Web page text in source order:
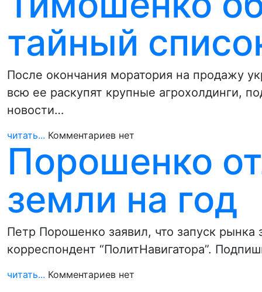
тайный
После окончания моратория на продажу
всю ее раскупят крупные агрохолдинги,
новости…
читать... Комментариев нет
Порошенко
земли на год
Петр Порошенко заявил, что запуск
корреспондент “ПолитНавигатора”.
читать... Комментариев нет